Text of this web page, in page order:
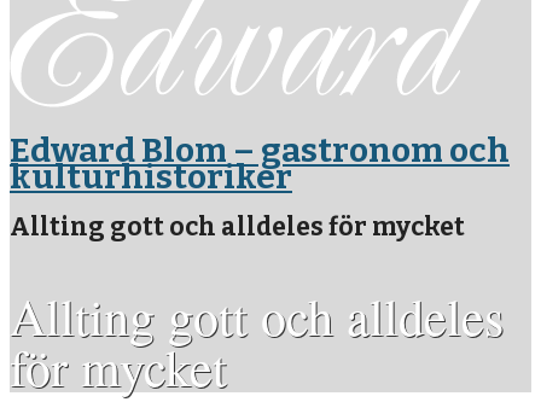
Edward Blom – gastronom och
kulturhistoriker
Allting gott och alldeles för mycket
Allting gott och alldeles
för mycket